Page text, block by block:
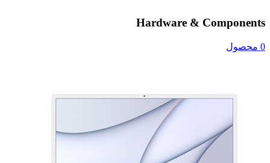
Hardware & Components
0 محصول